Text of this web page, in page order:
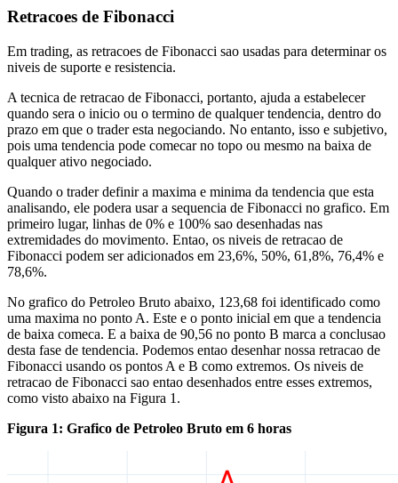
Retracoes de Fibonacci
Em trading, as retracoes de Fibonacci sao usadas para determinar os
niveis de suporte e resistencia.
A tecnica de retracao de Fibonacci, portanto, ajuda a estabelecer
quando sera o inicio ou o termino de qualquer tendencia, dentro do
prazo em que o trader esta negociando. No entanto, isso e subjetivo,
pois uma tendencia pode comecar no topo ou mesmo na baixa de
qualquer ativo negociado.
Quando o trader definir a maxima e minima da tendencia que esta
analisando, ele podera usar a sequencia de Fibonacci no grafico. Em
primeiro lugar, linhas de 0% e 100% sao desenhadas nas
extremidades do movimento. Entao, os niveis de retracao de
Fibonacci podem ser adicionados em 23,6%, 50%, 61,8%, 76,4% e
78,6%.
No grafico do Petroleo Bruto abaixo, 123,68 foi identificado como
uma maxima no ponto A. Este e o ponto inicial em que a tendencia
de baixa comeca. E a baixa de 90,56 no ponto B marca a conclusao
desta fase de tendencia. Podemos entao desenhar nossa retracao de
Fibonacci usando os pontos A e B como extremos. Os niveis de
retracao de Fibonacci sao entao desenhados entre esses extremos,
como visto abaixo na Figura 1.
Figura 1: Grafico de Petroleo Bruto em 6 horas